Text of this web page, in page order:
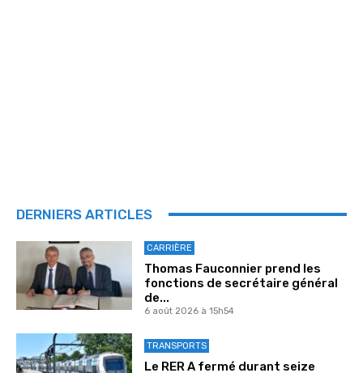
DERNIERS ARTICLES
CARRIÈRE
Thomas Fauconnier prend les
fonctions de secrétaire général
de...
6 août 2026 à 15h54
TRANSPORTS
Le RER A fermé durant seize